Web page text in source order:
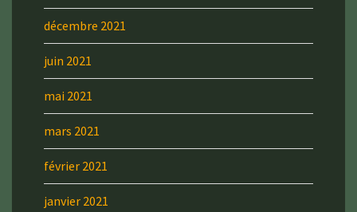
décembre 2021
juin 2021
mai 2021
mars 2021
février 2021
janvier 2021